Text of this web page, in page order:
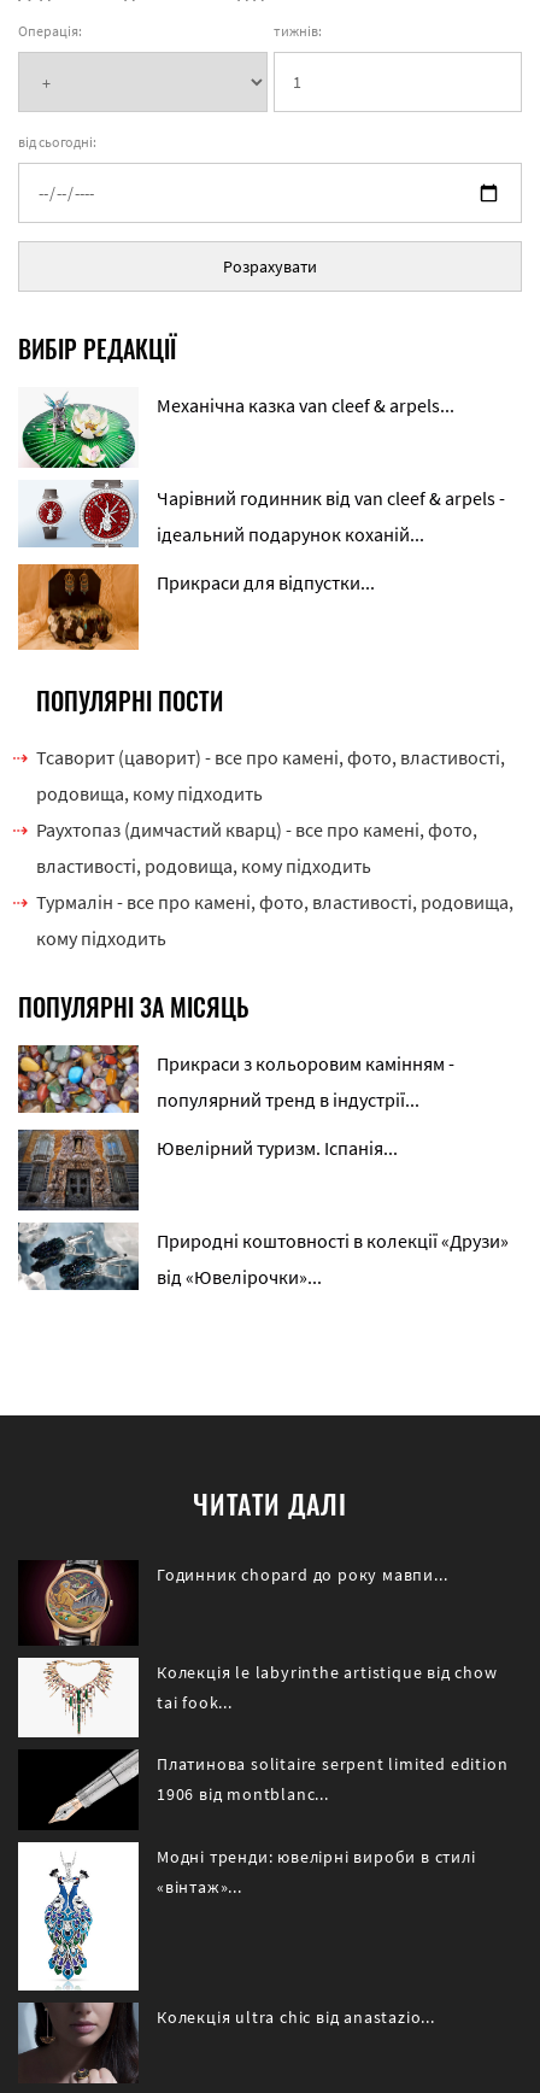
Операція: тижнів:
від сьогодні:
Розрахувати
ВИБІР РЕДАКЦІЇ
Механічна казка van cleef & arpels...
Чарівний годинник від van cleef & arpels -
ідеальний подарунок коханій...
Прикраси для відпустки...
ПОПУЛЯРНІ ПОСТИ
Тсаворит (цаворит) - все про камені, фото, властивості,
родовища, кому підходить
Раухтопаз (димчастий кварц) - все про камені, фото,
властивості, родовища, кому підходить
Турмалін - все про камені, фото, властивості, родовища,
кому підходить
ПОПУЛЯРНІ ЗА МІСЯЦЬ
Прикраси з кольоровим камінням -
популярний тренд в індустрії...
Ювелірний туризм. Іспанія...
Природні коштовності в колекції «Друзи»
від «Ювелірочки»...
ЧИТАТИ ДАЛІ
Годинник chopard до року мавпи...
Колекція le labyrinthe artistique від chow
tai fook...
Платинова solitaire serpent limited edition
1906 від montblanc...
Модні тренди: ювелірні вироби в стилі
«вінтаж»...
Колекція ultra chic від anastazio...